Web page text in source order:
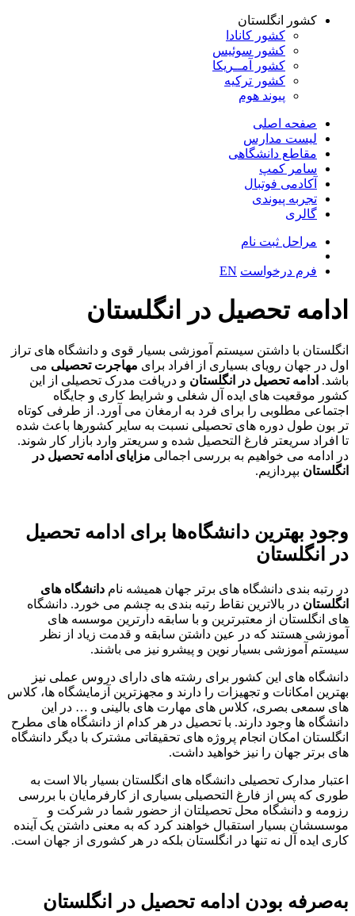
کشور انگلستان
کشور کانادا
کشور سوئیس
کشور آمــریکا
کشور ترکیه
پیوند هوم
صفحه اصلی
لیست مدارس
مقاطع دانشگاهی
سامر کمپ
آکادمی فوتبال
تجربه پیوندی
گالری
مراحل ثبت نام
فرم درخواست EN
ادامه تحصیل در انگلستان
انگلستان با داشتن سیستم آموزشی بسیار قوی و دانشگاه های تراز
اول در جهان رویای بسیاری از افراد برای مهاجرت تحصیلی می
باشد. ادامه تحصیل در انگلستان و دریافت مدرک تحصیلی از این
کشور موقعیت های ایده آل شغلی و شرایط کاری و جایگاه
اجتماعی مطلوبی را برای فرد به ارمغان می آورد. از طرفی کوتاه
تر بون طول دوره های تحصیلی نسبت به سایر کشورها باعث شده
تا افراد سریعتر فارغ التحصیل شده و سریعتر وارد بازار کار شوند.
در ادامه می خواهیم به بررسی اجمالی مزایای ادامه تحصیل در
انگلستان بپردازیم.
وجود بهترین دانشگاه‌ها برای ادامه تحصیل
در انگلستان
در رتبه بندی دانشگاه های برتر جهان همیشه نام دانشگاه های
انگلستان در بالاترین نقاط رتبه بندی به چشم می خورد. دانشگاه
های انگلستان از معتبرترین و با سابقه دارترین موسسه های
آموزشی هستند که در عین داشتن سابقه و قدمت زیاد از نظر
سیستم آموزشی بسیار نوین و پیشرو نیز می باشند.
دانشگاه های این کشور برای رشته های دارای دروس عملی نیز
بهترین امکانات و تجهیزات را دارند و مجهزترین آزمایشگاه ها، کلاس
های سمعی بصری، کلاس های مهارت های بالینی و … در این
دانشگاه ها وجود دارند. با تحصیل در هر کدام از دانشگاه های مطرح
انگلستان امکان انجام پروژه های تحقیقاتی مشترک با دیگر دانشگاه
های برتر جهان را نیز خواهید داشت.
اعتبار مدارک تحصیلی دانشگاه های انگلستان بسیار بالا است به
طوری که پس از فارغ التحصیلی بسیاری از کارفرمایان با بررسی
رزومه و دانشگاه محل تحصیلتان از حضور شما در شرکت و
موسسشان بسیار استقبال خواهند کرد که به معنی داشتن یک آینده
کاری ایده آل نه تنها در انگلستان بلکه در هر کشوری از جهان است.
به‌صرفه بودن ادامه تحصیل در انگلستان